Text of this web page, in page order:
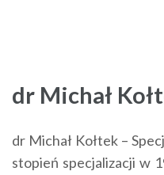
dr Michał
dr Michał Kołtek –
stopień specjalizacji w